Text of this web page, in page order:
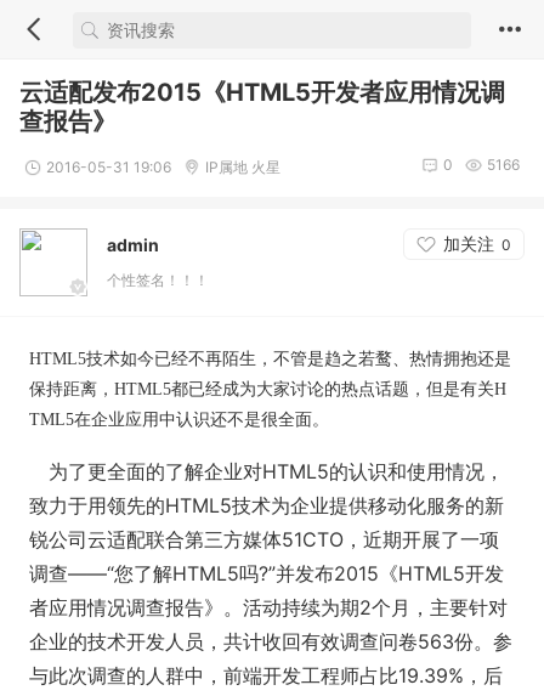
云适配发布2015《HTML5开发者应用情况调
查报告》
2016-05-31 19:06 IP属地 火星 5166
0
admin 加关注 0
个性签名！！！
HTML5技术如今已经不再陌生，不管是趋之若鹜、热情拥抱还是
保持距离，HTML5都已经成为大家讨论的热点话题，但是有关H
TML5在企业应用中认识还不是很全面。
为了更全面的了解企业对HTML5的认识和使用情况，
致力于用领先的HTML5技术为企业提供移动化服务的新
锐公司云适配联合第三方媒体51CTO，近期开展了一项
调查——“您了解HTML5吗?”并发布2015《HTML5开发
者应用情况调查报告》。活动持续为期2个月，主要针对
企业的技术开发人员，共计收回有效调查问卷563份。参
与此次调查的人群中，前端开发工程师占比19.39%，后